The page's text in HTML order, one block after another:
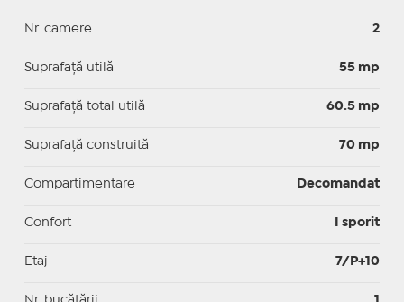
Nr. camere 2
Suprafaţă utilă 55 mp
Suprafaţă total utilă 60.5 mp
Suprafaţă construită 70 mp
Compartimentare Decomandat
Confort I sporit
Etaj 7/P+10